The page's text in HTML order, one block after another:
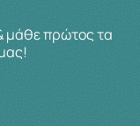
μάθε πρώτος τα